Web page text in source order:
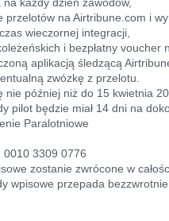
przelotów na Airtribune.com i
wieczornej integracji,
i bezpłatny voucher
aplikacją śledzącą
zwózkę z przelotu.
nie później niż do 15 kwietnia
pilot będzie miał 14 dni na
Paralotniowe
0010 3309 0776
zostanie zwrócone w
wpisowe przepada